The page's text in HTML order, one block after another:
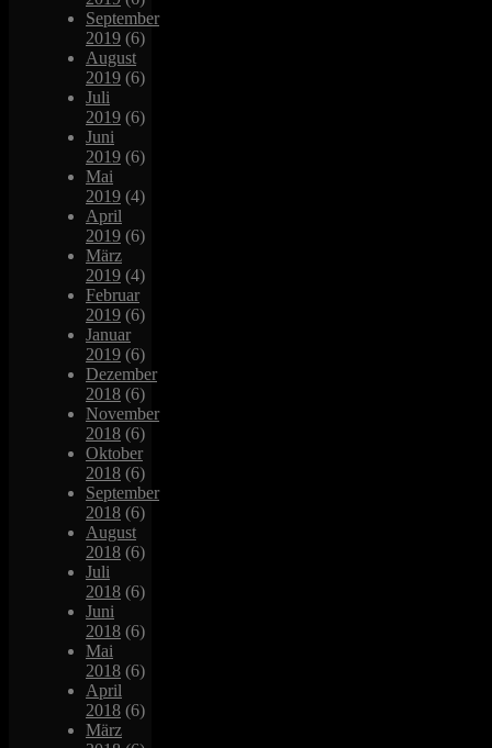
September
2019 (6)
August
2019 (6)
Juli
2019 (6)
Juni
2019 (6)
Mai
2019 (4)
April
2019 (6)
März
2019 (4)
Februar
2019 (6)
Januar
2019 (6)
Dezember
2018 (6)
November
2018 (6)
Oktober
2018 (6)
September
2018 (6)
August
2018 (6)
Juli
2018 (6)
Juni
2018 (6)
Mai
2018 (6)
April
2018 (6)
März